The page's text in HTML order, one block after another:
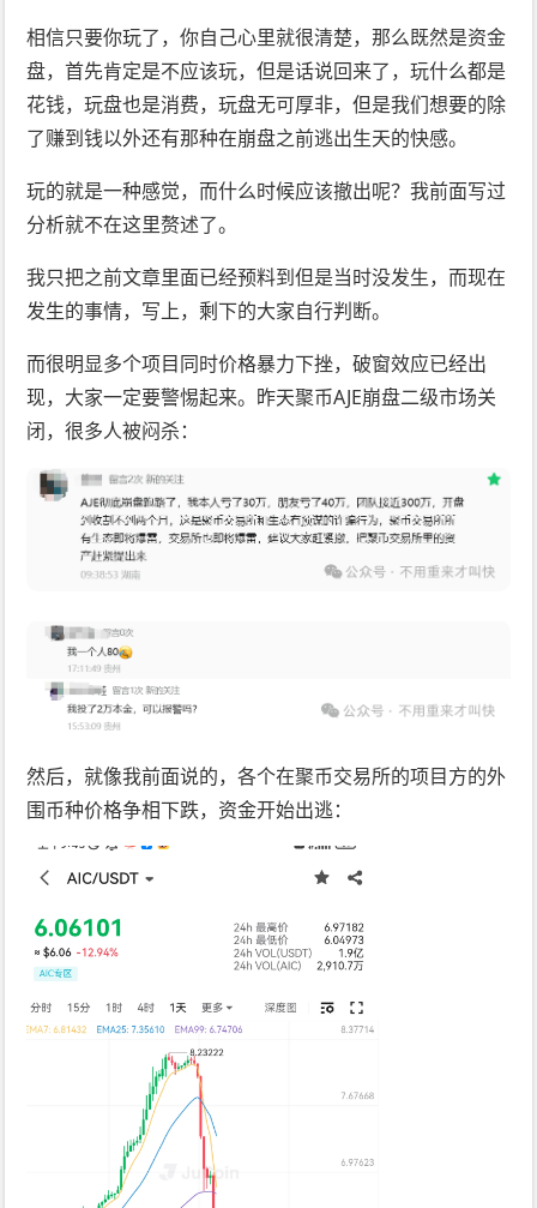
相信只要你玩了，你自己心里就很清楚，那么既然是资金
盘，首先肯定是不应该玩，但是话说回来了，玩什么都是
花钱，玩盘也是消费，玩盘无可厚非，但是我们想要的除
了赚到钱以外还有那种在崩盘之前逃出生天的快感。
玩的就是一种感觉，而什么时候应该撤出呢？我前面写过
分析就不在这里赘述了。
我只把之前文章里面已经预料到但是当时没发生，而现在
发生的事情，写上，剩下的大家自行判断。
而很明显多个项目同时价格暴力下挫，破窗效应已经出
现，大家一定要警惕起来。昨天聚币AJE崩盘二级市场关
闭，很多人被闷杀：
然后，就像我前面说的，各个在聚币交易所的项目方的外
围币种价格争相下跌，资金开始出逃：